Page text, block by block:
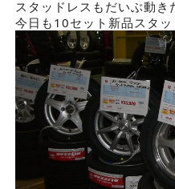
スタッドレスもだいぶ動
今日も10セット新品スタッ